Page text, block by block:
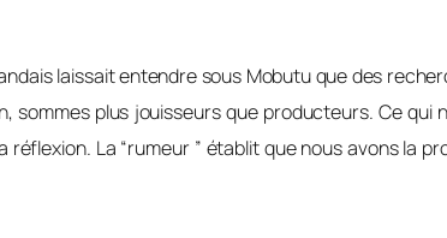
laissait entendre sous Mobutu que des
sommes plus jouisseurs que producteurs. Ce qui
La “rumeur ” établit que nous avons la